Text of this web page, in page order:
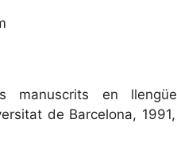
manuscrits en
de Barcelona,